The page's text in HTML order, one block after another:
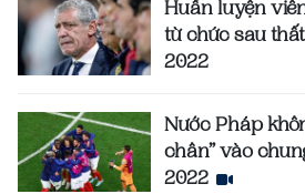
Huấn luyện
từ chức sau
2022
Nước Pháp
chân” vào
2022